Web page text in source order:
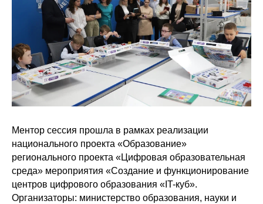
Ментор сессия прошла в рамках реализации
национального проекта «Образование»
регионального проекта «Цифровая образовательная
среда» мероприятия «Создание и функционирование
центров цифрового образования «IT-куб».
Организаторы: министерство образования, науки и